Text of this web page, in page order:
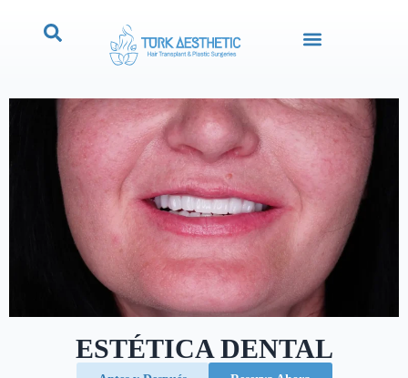
ESTÉTICA DENTAL